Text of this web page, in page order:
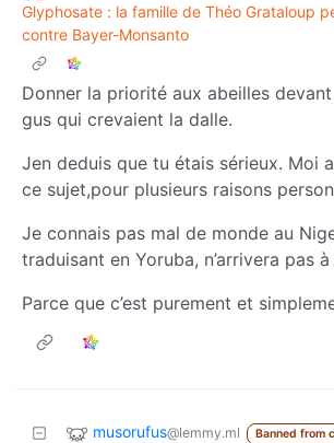
Glyphosate : la famille de Théo Grataloup
contre Bayer-Monsanto
Donner la priorité aux abeilles
gus qui crevaient la dalle.
Jen deduis que tu étais sérieux. Moi
ce sujet,pour plusieurs raisons
Je connais pas mal de monde au
traduisant en Yoruba, n’arrivera pas
Parce que c’est purement et
musorufus@lemmy.ml Banned from